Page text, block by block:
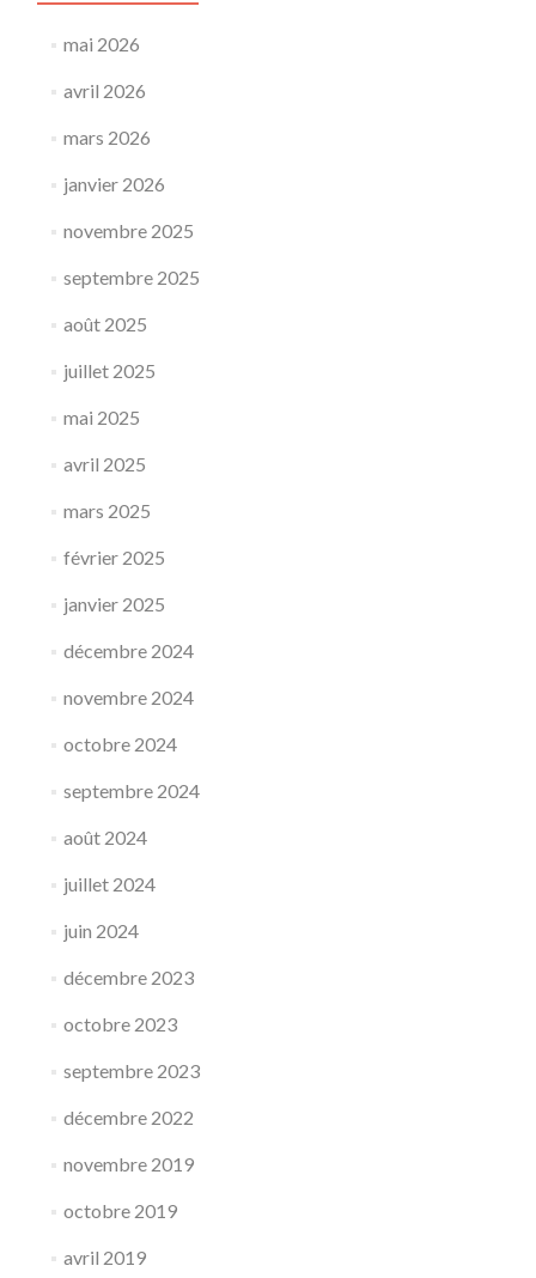
mai 2026
avril 2026
mars 2026
janvier 2026
novembre 2025
septembre 2025
août 2025
juillet 2025
mai 2025
avril 2025
mars 2025
février 2025
janvier 2025
décembre 2024
novembre 2024
octobre 2024
septembre 2024
août 2024
juillet 2024
juin 2024
décembre 2023
octobre 2023
septembre 2023
décembre 2022
novembre 2019
octobre 2019
avril 2019